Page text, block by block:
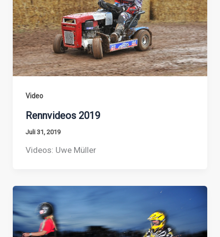
Video
Rennvideos 2019
Juli 31, 2019
Videos: Uwe Müller